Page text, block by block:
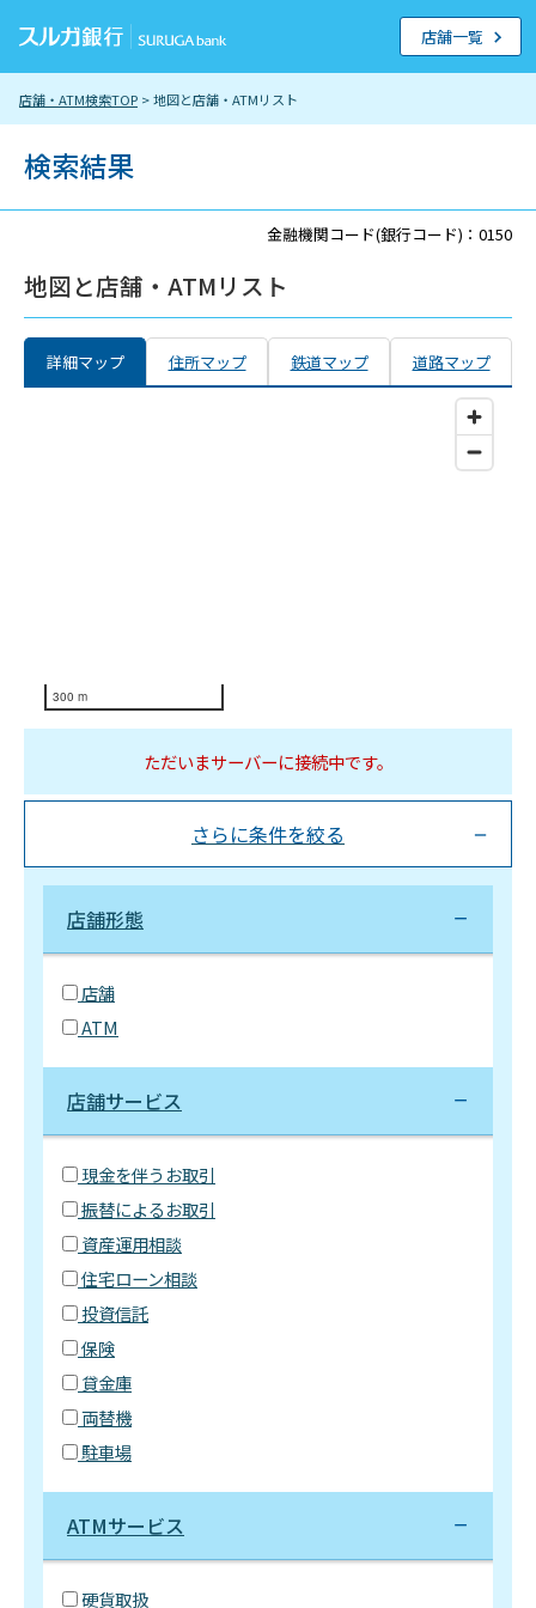
店舗・ATM検索TOP > 地図と店舗・ATMリスト
店舗一覧
検索結果
金融機関コード(銀行コード)：0150
地図と店舗・ATMリスト
詳細マップ 住所マップ 鉄道マップ 道路マップ
300 m
ただいまサーバーに接続中です。
さらに条件を絞る
店舗形態
店舗
ATM
店舗サービス
現金を伴うお取引
振替によるお取引
資産運用相談
住宅ローン相談
投資信託
保険
貸金庫
両替機
駐車場
ATMサービス
硬貨取扱